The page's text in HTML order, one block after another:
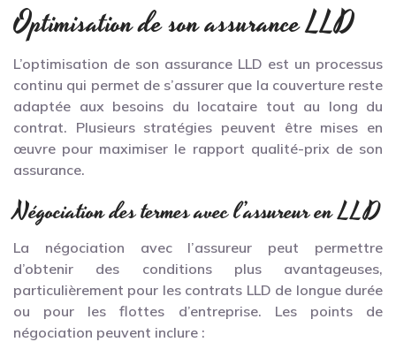
Optimisation de son assurance LLD
L’optimisation de son assurance LLD est un processus
continu qui permet de s’assurer que la couverture reste
adaptée aux besoins du locataire tout au long du
contrat. Plusieurs stratégies peuvent être mises en
œuvre pour maximiser le rapport qualité-prix de son
assurance.
Négociation des termes avec l’assureur en LLD
La négociation avec l’assureur peut permettre
d’obtenir des conditions plus avantageuses,
particulièrement pour les contrats LLD de longue durée
ou pour les flottes d’entreprise. Les points de
négociation peuvent inclure :